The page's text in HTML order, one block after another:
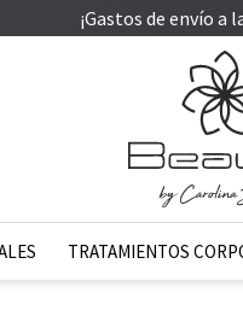
¡Gastos de envío a
TRATAMIENTOS